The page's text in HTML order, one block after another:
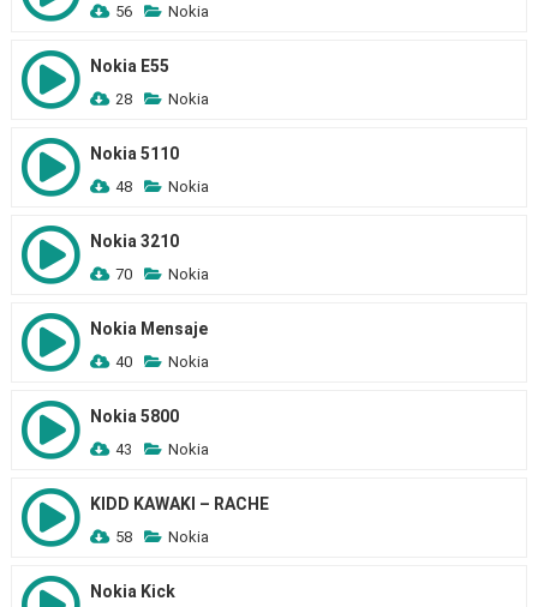
56 Nokia
Nokia E55
28 Nokia
Nokia 5110
48 Nokia
Nokia 3210
70 Nokia
Nokia Mensaje
40 Nokia
Nokia 5800
43 Nokia
KIDD KAWAKI – RACHE
58 Nokia
Nokia Kick